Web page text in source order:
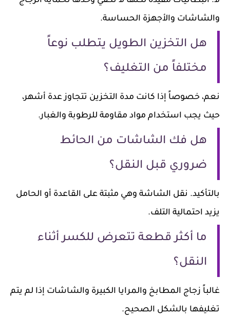
والشاشات والأجهزة الحساسة.
هل التخزين الطويل يتطلب نوعاً
مختلفاً من التغليف؟
نعم، خصوصاً إذا كانت مدة التخزين تتجاوز عدة أشهر،
حيث يجب استخدام مواد مقاومة للرطوبة والغبار.
هل فك الشاشات من الحائط
ضروري قبل النقل؟
بالتأكيد. نقل الشاشة وهي مثبتة على القاعدة أو الحامل
يزيد احتمالية التلف.
ما أكثر قطعة تتعرض للكسر أثناء
النقل؟
غالباً زجاج المطابخ والمرايا الكبيرة والشاشات إذا لم يتم
تغليفها بالشكل الصحيح.